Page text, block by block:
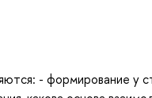
- формирование у